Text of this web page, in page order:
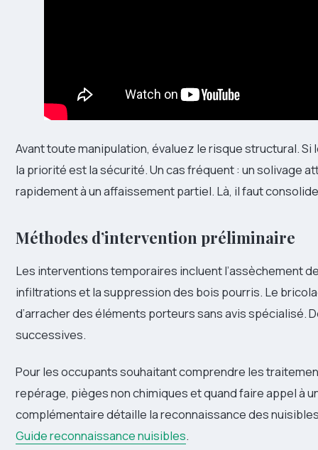
Avant toute manipulation, évaluez le risque structural.
la priorité est la sécurité. Un cas fréquent : un solivage
rapidement à un affaissement partiel. Là, il faut
Méthodes d’intervention préliminaire
Les interventions temporaires incluent l’assèchement
infiltrations et la suppression des bois pourris. Le
d’arracher des éléments porteurs sans avis spécialisé.
successives.
Pour les occupants souhaitant comprendre les
repérage, pièges non chimiques et quand faire appel à
complémentaire détaille la reconnaissance des
Guide reconnaissance nuisibles.